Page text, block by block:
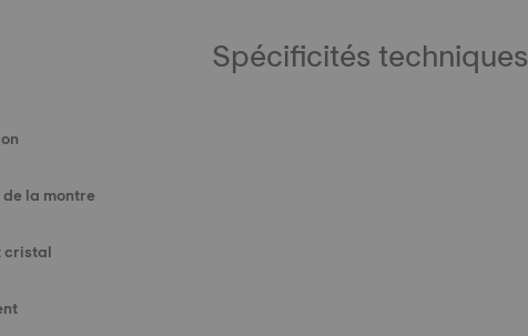
Spécificités techniques
la montre
cristal